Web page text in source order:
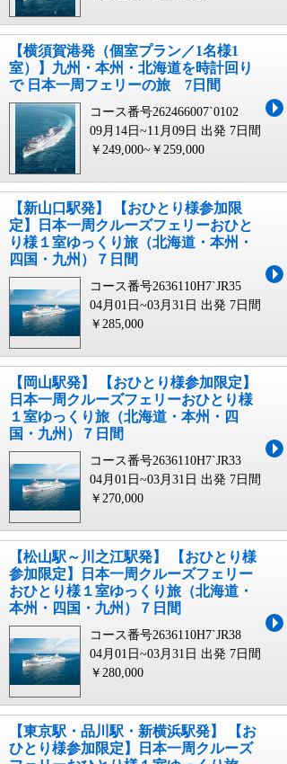
【横須賀港発（個室プラン／1名様1
室）】九州・本州・北海道を時計回り
で 日本一周フェリーの旅 7日間
コース番号262466007`0102
09月14日~11月09日 出発 7日間
￥249,000~￥259,000
【新山口駅発】 【おひとり様参加限
定】日本一周クルーズフェリーおひと
り様１室ゆっくり旅（北海道・本州・
四国・九州）７日間
コース番号2636110H7`JR35
04月01日~03月31日 出発 7日間
￥285,000
【岡山駅発】 【おひとり様参加限定】
日本一周クルーズフェリーおひとり様
１室ゆっくり旅（北海道・本州・四
国・九州）７日間
コース番号2636110H7`JR33
04月01日~03月31日 出発 7日間
￥270,000
【松山駅～川之江駅発】 【おひとり様
参加限定】日本一周クルーズフェリー
おひとり様１室ゆっくり旅（北海道・
本州・四国・九州）７日間
コース番号2636110H7`JR38
04月01日~03月31日 出発 7日間
￥280,000
【東京駅・品川駅・新横浜駅発】 【お
ひとり様参加限定】日本一周クルーズ